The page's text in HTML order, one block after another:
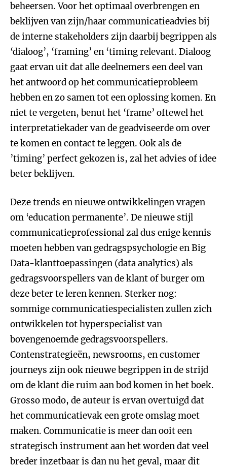
beheersen. Voor het optimaal overbrengen en
beklijven van zijn/haar communicatieadvies bij
de interne stakeholders zijn daarbij begrippen als
‘dialoog’, ‘framing’ en ‘timing relevant. Dialoog
gaat ervan uit dat alle deelnemers een deel van
het antwoord op het communicatieprobleem
hebben en zo samen tot een oplossing komen. En
niet te vergeten, benut het ‘frame’ oftewel het
interpretatiekader van de geadviseerde om over
te komen en contact te leggen. Ook als de
’timing’ perfect gekozen is, zal het advies of idee
beter beklijven.
Deze trends en nieuwe ontwikkelingen vragen
om ‘education permanente’. De nieuwe stijl
communicatieprofessional zal dus enige kennis
moeten hebben van gedragspsychologie en Big
Data-klanttoepassingen (data analytics) als
gedragsvoorspellers van de klant of burger om
deze beter te leren kennen. Sterker nog:
sommige communicatiespecialisten zullen zich
ontwikkelen tot hyperspecialist van
bovengenoemde gedragsvoorspellers.
Contenstrategieën, newsrooms, en customer
journeys zijn ook nieuwe begrippen in de strijd
om de klant die ruim aan bod komen in het boek.
Grosso modo, de auteur is ervan overtuigd dat
het communicatievak een grote omslag moet
maken. Communicatie is meer dan ooit een
strategisch instrument aan het worden dat veel
breder inzetbaar is dan nu het geval, maar dit